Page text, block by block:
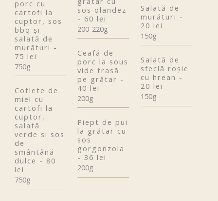
porc cu
cartofi la
cuptor, sos
bbq și
salată de
murături -
75 lei
750g
Cotlete de
miel cu
cartofi la
cuptor,
salată
verde si sos
de
smântână
dulce - 80
lei
750g
sos olandez
- 60 lei
200-220g
Ceafă de
porc la sous
vide trasă
pe grătar -
40 lei
200g
Piept de pui
la grătar cu
sos
gorgonzola
- 36 lei
200g
Salată de
murături -
20 lei
150g
Salată de
sfeclă roșie
cu hrean -
20 lei
150g